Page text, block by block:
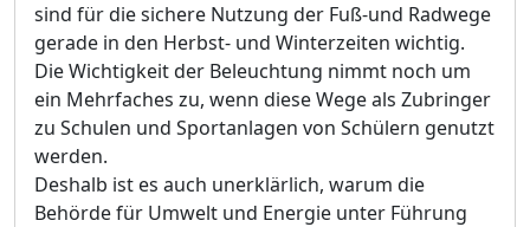
sind für die sichere Nutzung der Fuß-und Radwege
gerade in den Herbst- und Winterzeiten wichtig.
Die Wichtigkeit der Beleuchtung nimmt noch um
ein Mehrfaches zu, wenn diese Wege als Zubringer
zu Schulen und Sportanlagen von Schülern genutzt
werden.
Deshalb ist es auch unerklärlich, warum die
Behörde für Umwelt und Energie unter Führung